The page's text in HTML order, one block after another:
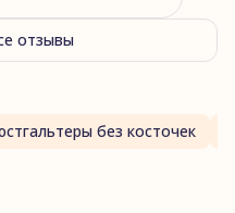
отзывы
без косточек